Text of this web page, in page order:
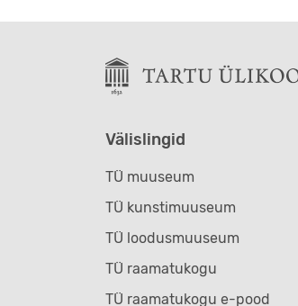
Välislingid
TÜ muuseum
TÜ kunstimuuseum
TÜ loodusmuuseum
TÜ raamatukogu
TÜ raamatukogu e-pood